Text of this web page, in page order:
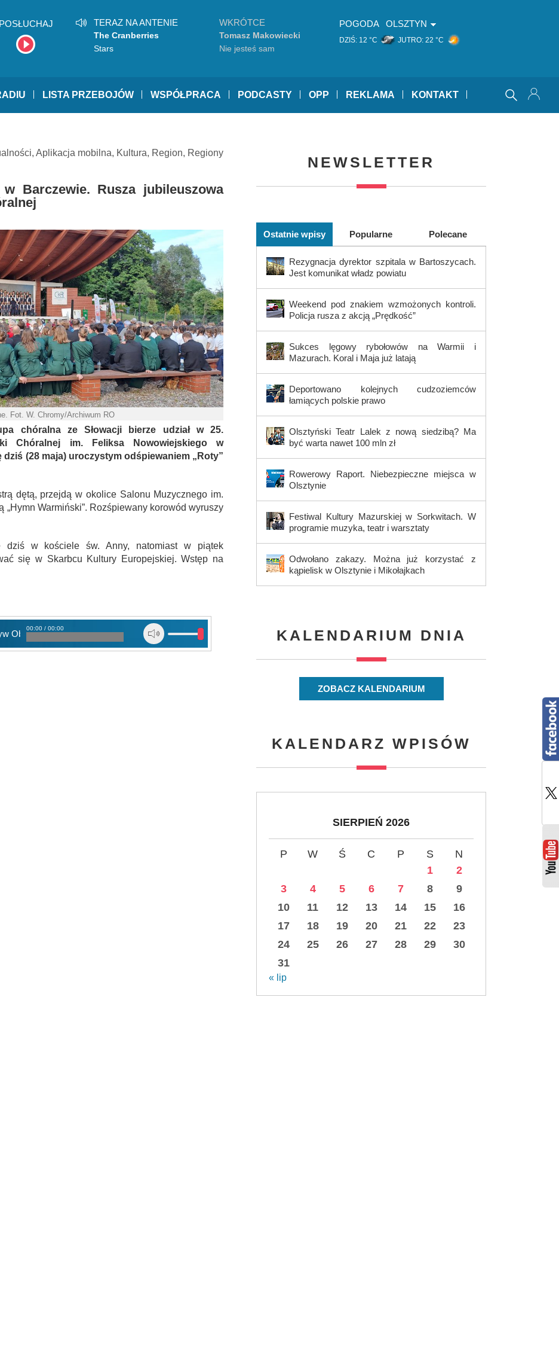
POSŁUCHAJ TERAZ NA ANTENIE
The Cranberries
Stars
WKRÓTCE
Tomasz Makowiecki
Nie jesteś sam
POGODA OLSZTYN
DZIŚ: 12 °C JUTRO: 22 °C
LISTA PRZEBOJÓW WSPÓŁPRACA PODCASTY OPP REKLAMA KONTAKT
, Aplikacja mobilna, Kultura, Region, Regiony
Barczewie. Rusza jubileuszowa
Fot. W. Chromy/Archiwum RO
chóralna ze Słowacji bierze udział w 25.
Chóralnej im. Feliksa Nowowiejskiego w
(28 maja) uroczystym odśpiewaniem „Roty”
dętą, przejdą w okolice Salonu Muzycznego im.
Warmiński”. Rozśpiewany korowód wyruszy
dziś w kościele św. Anny, natomiast w piątek
się w Skarbcu Kultury Europejskiej. Wstęp na
Obywatelskich
00:00 / 00:00
NEWSLETTER
Ostatnie wpisy Popularne Polecane
Rezygnacja dyrektor szpitala w Bartoszycach.
Jest komunikat władz powiatu
Weekend pod znakiem wzmożonych kontroli.
Policja rusza z akcją „Prędkość”
Sukces lęgowy rybołowów na Warmii i
Mazurach. Koral i Maja już latają
Deportowano kolejnych cudzoziemców
łamiących polskie prawo
Olsztyński Teatr Lalek z nową siedzibą? Ma
być warta nawet 100 mln zł
Rowerowy Raport. Niebezpieczne miejsca w
Olsztynie
Festiwal Kultury Mazurskiej w Sorkwitach. W
programie muzyka, teatr i warsztaty
Odwołano zakazy. Można już korzystać z
kąpielisk w Olsztynie i Mikołajkach
KALENDARIUM DNIA
ZOBACZ KALENDARIUM
KALENDARZ WPISÓW
SIERPIEŃ 2026
P W Ś C P S
N
1
2
3
4 5 6 7 8
9
10
11 12 13 14 15
16
17
18 19 20 21 22
23
24
25 26 27 28 29
30
31
« lip